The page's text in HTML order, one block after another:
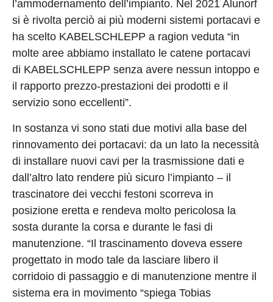
l’ammodernamento dell’impianto. Nel 2021 Alunorf
si è rivolta perciò ai più moderni sistemi portacavi e
ha scelto KABELSCHLEPP a ragion veduta “in
molte aree abbiamo installato le catene portacavi
di KABELSCHLEPP senza avere nessun intoppo e
il rapporto prezzo-prestazioni dei prodotti e il
servizio sono eccellenti”.
In sostanza vi sono stati due motivi alla base del
rinnovamento dei portacavi: da un lato la necessità
di installare nuovi cavi per la trasmissione dati e
dall’altro lato rendere più sicuro l’impianto – il
trascinatore dei vecchi festoni scorreva in
posizione eretta e rendeva molto pericolosa la
sosta durante la corsa e durante le fasi di
manutenzione. “Il trascinamento doveva essere
progettato in modo tale da lasciare libero il
corridoio di passaggio e di manutenzione mentre il
sistema era in movimento “spiega Tobias